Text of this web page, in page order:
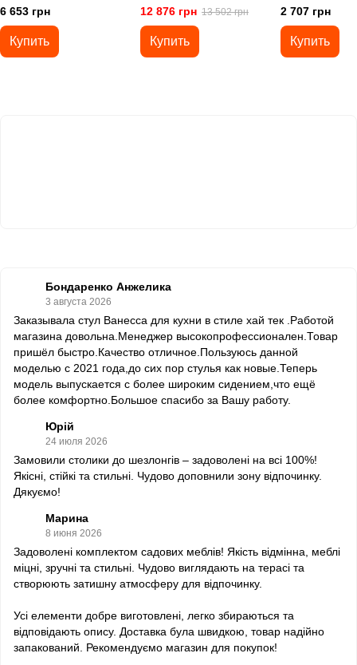
6 653 грн
Купить
ткань/алюминий
12 876 грн 13 502 грн
Купить
Беж/кашемир
2 707 грн
Купить
Бондаренко Анжелика
3 августа 2026
Заказывала стул Ванесса для кухни в стиле хай тек .Работой
магазина довольна.Менеджер высокопрофессионален.Товар
пришёл быстро.Качество отличное.Пользуюсь данной
моделью с 2021 года,до сих пор стулья как новые.Теперь
модель выпускается с более широким сидением,что ещё
более комфортно.Большое спасибо за Вашу работу.
Юрій
24 июля 2026
Замовили столики до шезлонгів – задоволені на всі 100%!
Якісні, стійкі та стильні. Чудово доповнили зону відпочинку.
Дякуємо!
Марина
8 июня 2026
Задоволені комплектом садових меблів! Якість відмінна, меблі
міцні, зручні та стильні. Чудово виглядають на терасі та
створюють затишну атмосферу для відпочинку.
Усі елементи добре виготовлені, легко збираються та
відповідають опису. Доставка була швидкою, товар надійно
запакований. Рекомендуємо магазин для покупок!